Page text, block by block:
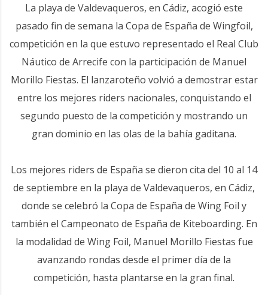
La playa de Valdevaqueros, en Cádiz, acogió este
pasado fin de semana la Copa de España de Wingfoil,
competición en la que estuvo representado el Real Club
Náutico de Arrecife con la participación de Manuel
Morillo Fiestas. El lanzaroteño volvió a demostrar estar
entre los mejores riders nacionales, conquistando el
segundo puesto de la competición y mostrando un
gran dominio en las olas de la bahía gaditana.
Los mejores riders de España se dieron cita del 10 al 14
de septiembre en la playa de Valdevaqueros, en Cádiz,
donde se celebró la Copa de España de Wing Foil y
también el Campeonato de España de Kiteboarding. En
la modalidad de Wing Foil, Manuel Morillo Fiestas fue
avanzando rondas desde el primer día de la
competición, hasta plantarse en la gran final.